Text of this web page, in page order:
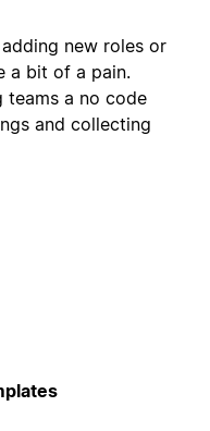
new roles or
a bit of a pain.
teams a no code
and collecting